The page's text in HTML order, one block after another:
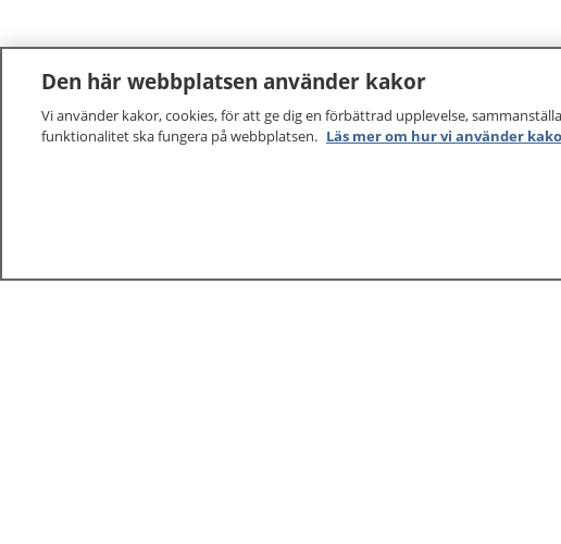
Den här webbplatsen använder kakor
Vi använder kakor, cookies, för att ge dig en förbättrad upplevelse,
funktionalitet ska fungera på webbplatsen. Läs mer om hur vi använder